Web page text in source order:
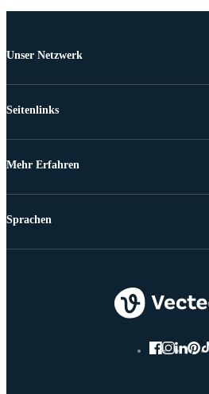
Unser Netzwerk
Seitenlinks
Mehr Erfahren
Sprachen